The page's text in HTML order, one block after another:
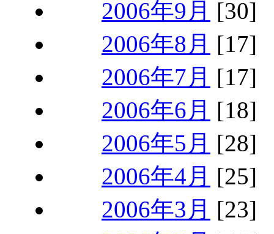
2006年9月 [30]
2006年8月 [17]
2006年7月 [17]
2006年6月 [18]
2006年5月 [28]
2006年4月 [25]
2006年3月 [23]